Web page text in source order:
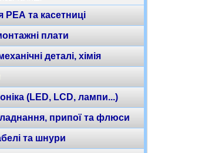
РЕА та касетниці
плати
деталі, хімія
(LED, LCD, лампи...)
припої та флюси
та шнури